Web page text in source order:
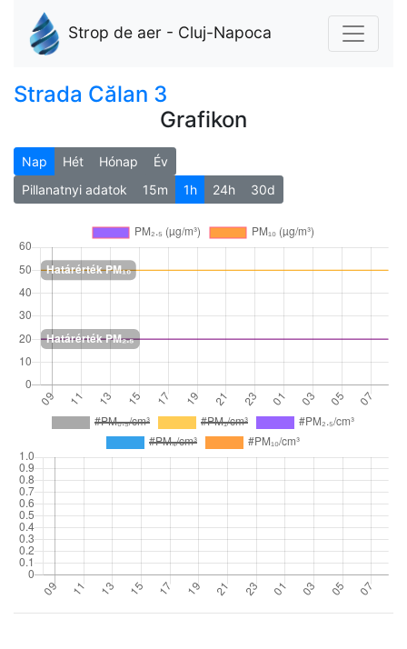
Strop de aer - Cluj-Napoca
Strada Călan 3
Grafikon
Nap Hét Hónap
Év
Pillanatnyi adatok
15m 1h 24h 30d